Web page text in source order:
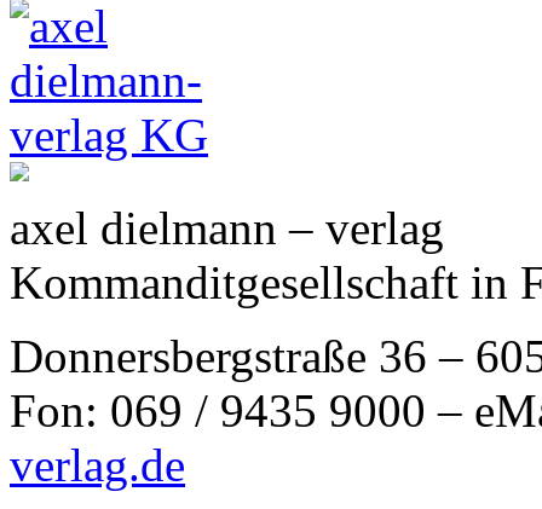
axel dielmann – verlag
Kommanditgesellschaft in
Donnersbergstraße 36 –
Fon: 069 / 9435 9000 –
verlag.de